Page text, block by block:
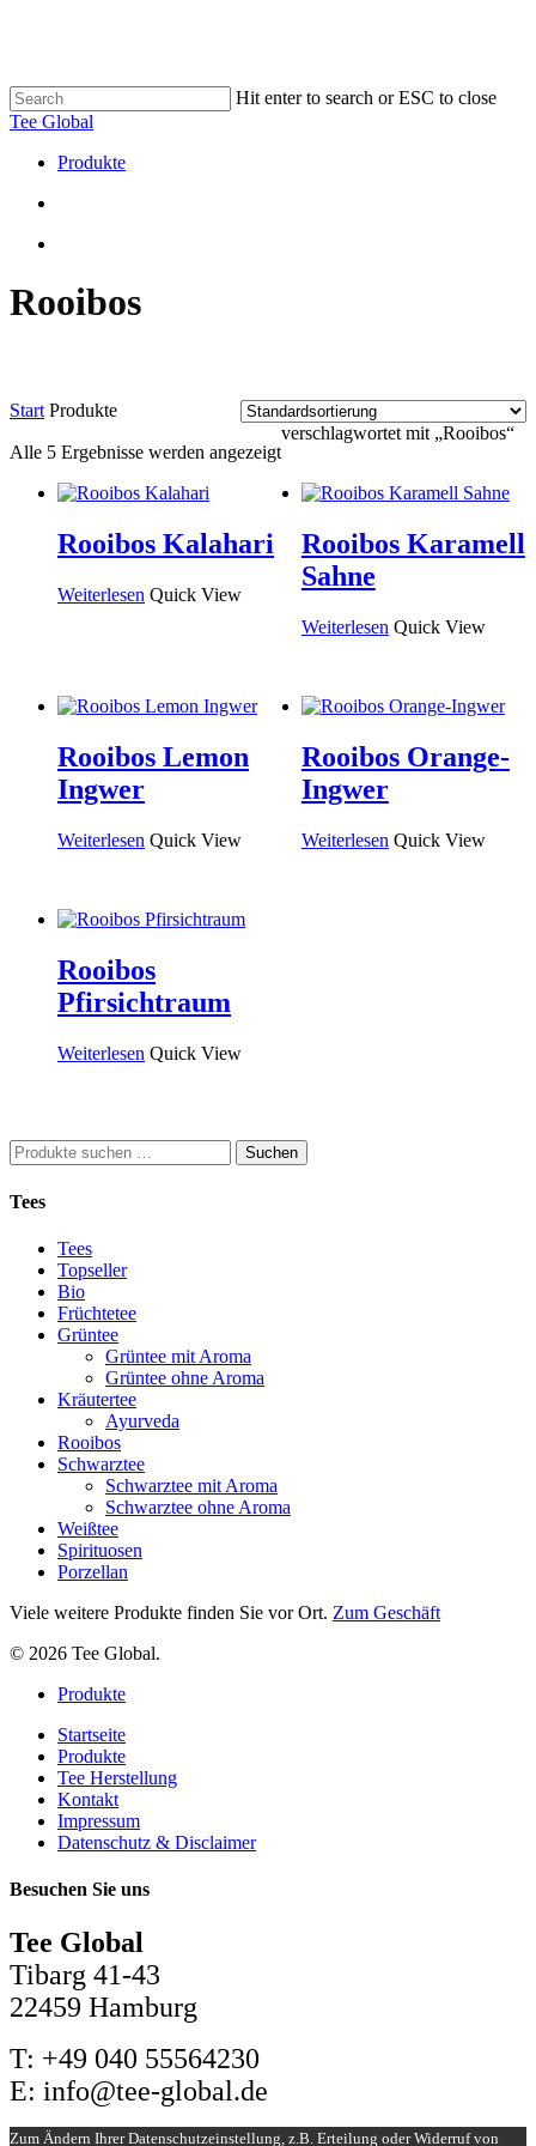
content
Hit enter to search or ESC to close
Close
Tee Global
search
Menu
Produkte
Rooibos
Alle 5 Ergebnisse werden angezeigt
Start Produkte
verschlagwortet mit „Rooibos“
Rooibos Kalahari
Weiterlesen Quick View
Rooibos Karamell
Sahne
Weiterlesen Quick View
Rooibos Lemon
Ingwer
Weiterlesen Quick View
Rooibos Orange-
Ingwer
Weiterlesen Quick View
Rooibos
Pfirsichtraum
Weiterlesen Quick View
Suchen
nach:
Suchen
Tees
Tees
Topseller
Bio
Früchtetee
Grüntee
Grüntee mit Aroma
Grüntee ohne Aroma
Kräutertee
Ayurveda
Rooibos
Schwarztee
Schwarztee mit Aroma
Schwarztee ohne Aroma
Weißtee
Spirituosen
Porzellan
Viele weitere Produkte finden Sie vor Ort. Zum Geschäft
© 2026 Tee Global.
Close
Produkte
Startseite
Produkte
Tee Herstellung
Kontakt
Impressum
Datenschutz & Disclaimer
Besuchen Sie uns
Tee Global
Tibarg 41-43
22459 Hamburg
T: +49 040 55564230
E: info@tee-global.de
Zum Ändern Ihrer Datenschutzeinstellung, z.B. Erteilung oder Widerruf von